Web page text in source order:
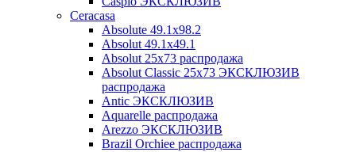
Ceracasa
Absolute 49.1x98.2
Absolut 49.1x49.1
Absolut 25x73 распродажа
Absolut Classic 25x73 ЭКСКЛЮЗИВ
распродажа
Antic ЭКСКЛЮЗИВ
Aquarelle распродажа
Arezzo ЭКСКЛЮЗИВ
Brazil Orchiee распродажа